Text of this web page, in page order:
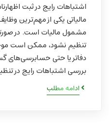
اشتباهات رایج در ثبت
مالیاتی یکی از مهم‌ترین
مشمول مالیات است. در
تنظیم نشود، ممکن است
دفاتر یا حتی حسابرسی‌های
بررسی اشتباهات رایج در
ادامه مطلب